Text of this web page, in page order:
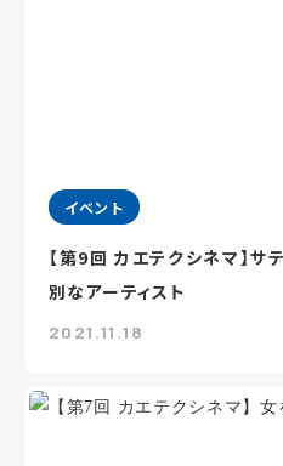
イベント
【第9回 カエテクシネマ】
別なアーティスト
2021.11.18